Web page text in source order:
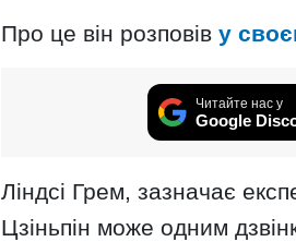
Про це він розповів у
Читайте нас у
Google
Ліндсі Грем, зазначає
Цзіньпін може одним